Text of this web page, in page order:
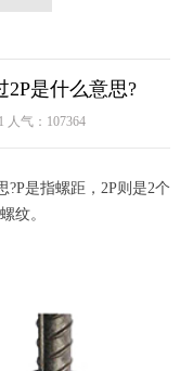
是什么意思?
人气： 107364
是指螺距，2P则是2个
纹。